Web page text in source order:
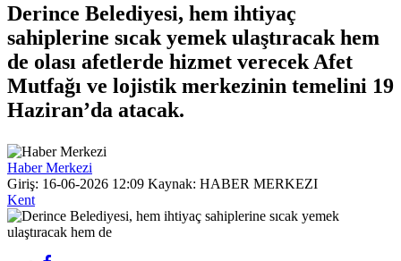
Derince Belediyesi, hem ihtiyaç
sahiplerine sıcak yemek ulaştıracak hem
de olası afetlerde hizmet verecek Afet
Mutfağı ve lojistik merkezinin temelini 19
Haziran’da atacak.
Haber Merkezi
Giriş: 16-06-2026 12:09 Kaynak: HABER MERKEZI
Kent